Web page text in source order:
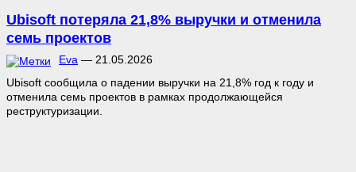
Ubisoft потеряла 21,8% выручки и отменила
семь проектов
Eva — 21.05.2026
Ubisoft сообщила о падении выручки на 21,8% год к году и
отменила семь проектов в рамках продолжающейся
реструктуризации.